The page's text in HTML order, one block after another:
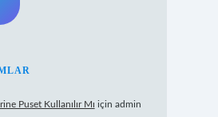
Puset Kullanılır Mı için admin